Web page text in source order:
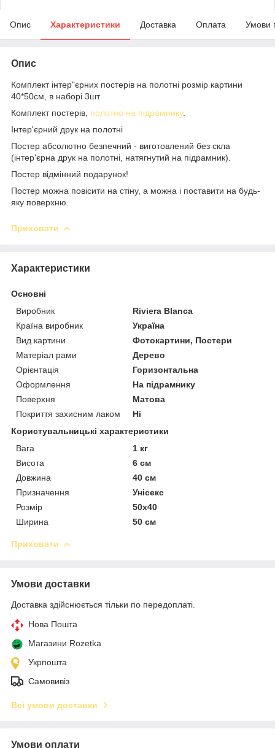
Опис Характеристики Доставка Оплата Умови
Опис
Комплект інтер"єрних постерів на полотні розмір картини
40*50см, в наборі 3шт
Комплект постерів, полотно на підрамнику.
Інтер'єрний друк на полотні
Постер абсолютно безпечний - виготовлений без скла
(інтер'єрна друк на полотні, натягнутий на підрамник).
Постер відмінний подарунок!
Постер можна повісити на стіну, а можна і поставити на будь-
яку поверхню.
Приховати
Характеристики
Основні
Виробник
Riviera Blanca
Країна виробник
Україна
Вид картини
Фотокартини, Постери
Матеріал рами
Дерево
Орієнтація
Горизонтальна
Оформлення
На підрамнику
Поверхня
Матова
Покриття захисним лаком
Ні
Користувальницькі характеристики
Вага
1 кг
Висота
6 см
Довжина
40 см
Призначення
Унісекс
Розмір
50х40
Ширина
50 см
Приховати
Умови доставки
Доставка здійснюється тільки по передоплаті.
Нова Пошта
Магазини Rozetka
Укрпошта
Самовивіз
Всі умови доставки
Умови оплати